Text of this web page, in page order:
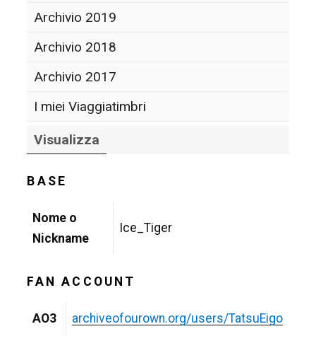
Archivio 2019
Archivio 2018
Archivio 2017
I miei Viaggiatimbri
Visualizza
BASE
Nome o
Nickname
Ice_Tiger
FAN ACCOUNT
AO3 archiveofourown.org/users/TatsuEigo